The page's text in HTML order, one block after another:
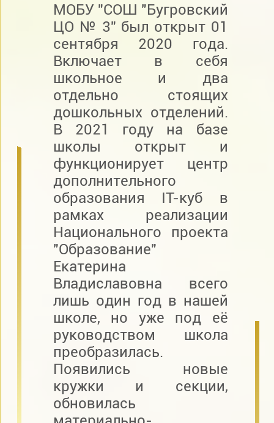
МОБУ "СОШ "Бугровский
ЦО № 3" был открыт 01
сентября 2020 года.
Включает в себя
школьное и два
отдельно стоящих
дошкольных отделений.
В 2021 году на базе
школы открыт и
функционирует центр
дополнительного
образования IT-куб в
рамках реализации
Национального проекта
"Образование"
Екатерина
Владиславовна всего
лишь один год в нашей
школе, но уже под её
руководством школа
преобразилась.
Появились новые
кружки и секции,
обновилась